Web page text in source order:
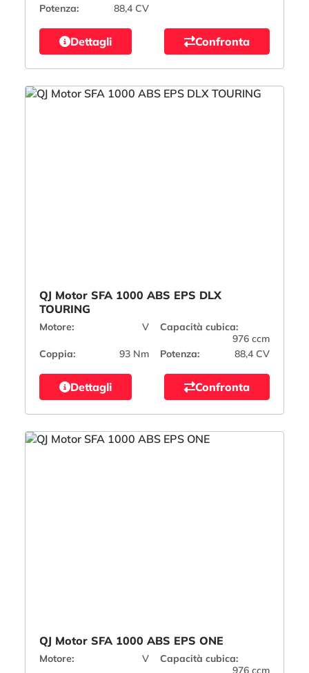
Potenza:
88,4 CV
Dettagli Confronta
QJ Motor SFA 1000 ABS EPS DLX
TOURING
Motore: V
Capacità cubica:
976 ccm
Coppia:
93 Nm Potenza: 88,4 CV
Dettagli Confronta
QJ Motor SFA 1000 ABS EPS ONE
Motore: V
Capacità cubica:
976 ccm